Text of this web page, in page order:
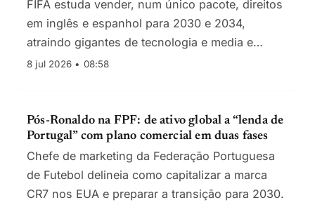
FIFA estuda vender, num único pacote, direitos
em inglês e espanhol para 2030 e 2034,
atraindo gigantes de tecnologia e media e
elevando a fasquia de preços.
8 jul 2026 • 08:58
Pós-Ronaldo na FPF: de ativo global a “lenda de
Portugal” com plano comercial em duas fases
Chefe de marketing da Federação Portuguesa
de Futebol delineia como capitalizar a marca
CR7 nos EUA e preparar a transição para 2030.